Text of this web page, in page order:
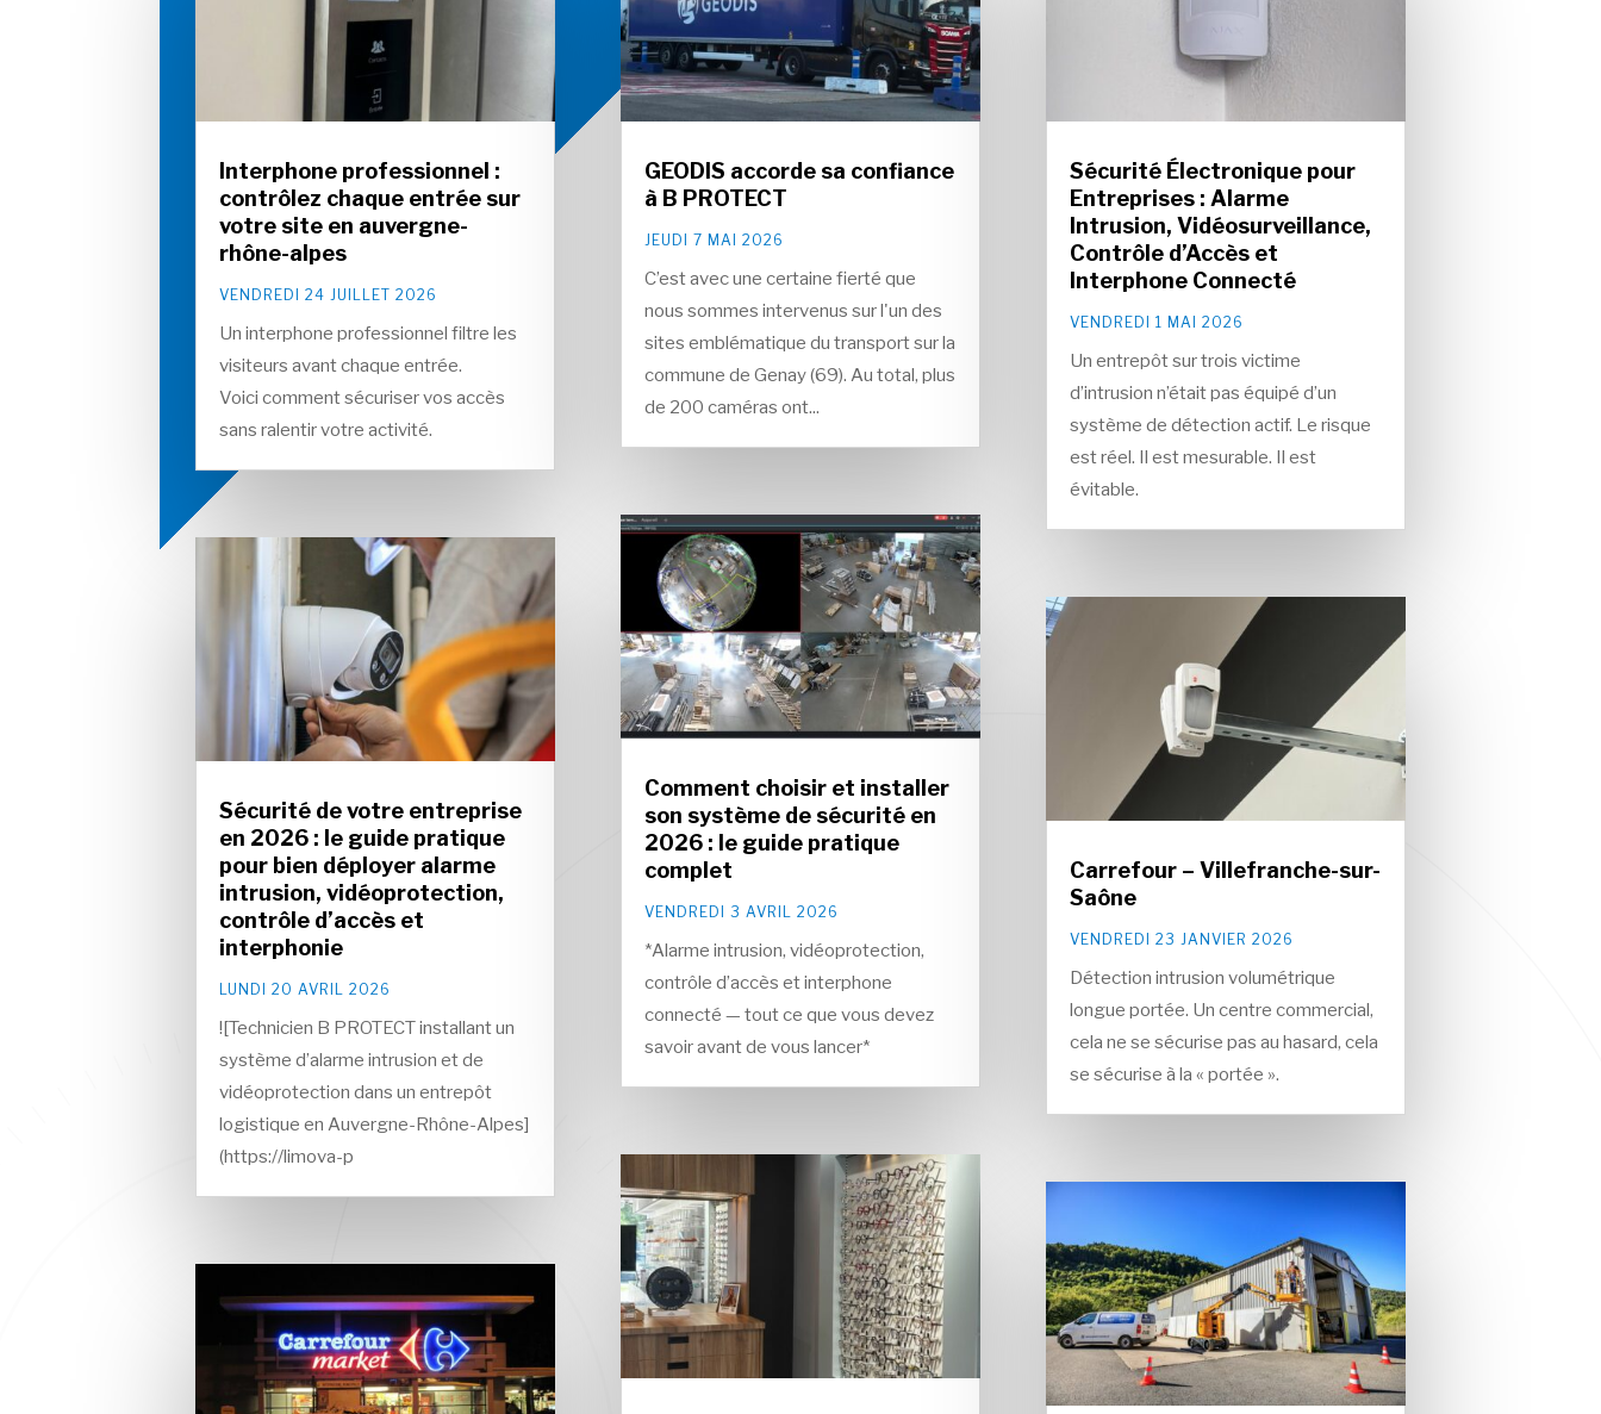
Interphone professionnel :
contrôlez chaque entrée sur
votre site en auvergne-
rhône-alpes
VENDREDI 24 JUILLET 2026
Un interphone professionnel filtre les
visiteurs avant chaque entrée.
Voici comment sécuriser vos accès
sans ralentir votre activité.
Sécurité de votre entreprise
en 2026 : le guide pratique
pour bien déployer alarme
intrusion, vidéoprotection,
contrôle d’accès et
interphonie
LUNDI 20 AVRIL 2026
![Technicien B PROTECT installant un
système d’alarme intrusion et de
vidéoprotection dans un entrepôt
logistique en Auvergne-Rhône-Alpes]
(https://limova-p
GEODIS accorde sa confiance
à B PROTECT
JEUDI 7 MAI 2026
C’est avec une certaine fierté que
nous sommes intervenus sur l'un des
sites emblématique du transport sur la
commune de Genay (69). Au total, plus
de 200 caméras ont...
Comment choisir et installer
son système de sécurité en
2026 : le guide pratique
complet
VENDREDI 3 AVRIL 2026
*Alarme intrusion, vidéoprotection,
contrôle d’accès et interphone
connecté — tout ce que vous devez
savoir avant de vous lancer*
Sécurité Électronique pour
Entreprises : Alarme
Intrusion, Vidéosurveillance,
Contrôle d’Accès et
Interphone Connecté
VENDREDI 1 MAI 2026
Un entrepôt sur trois victime
d’intrusion n’était pas équipé d’un
système de détection actif. Le risque
est réel. Il est mesurable. Il est
évitable.
Carrefour – Villefranche-sur-
Saône
VENDREDI 23 JANVIER 2026
Détection intrusion volumétrique
longue portée. Un centre commercial,
cela ne se sécurise pas au hasard, cela
se sécurise à la « portée ».